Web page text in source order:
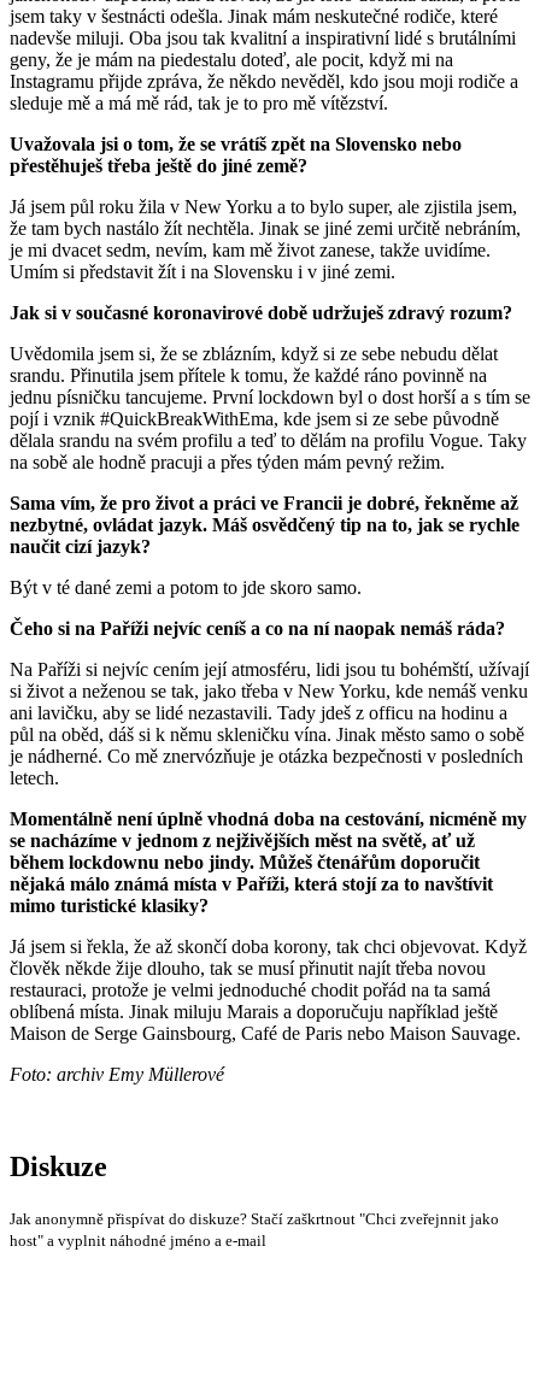
jsem taky v šestnácti odešla. Jinak mám neskutečné rodiče, které
nadevše miluji. Oba jsou tak kvalitní a inspirativní lidé s brutálními
geny, že je mám na piedestalu doteď, ale pocit, když mi na
Instagramu přijde zpráva, že někdo nevěděl, kdo jsou moji rodiče a
sleduje mě a má mě rád, tak je to pro mě vítězství.
Uvažovala jsi o tom, že se vrátíš zpět na Slovensko nebo
přestěhuješ třeba ještě do jiné země?
Já jsem půl roku žila v New Yorku a to bylo super, ale zjistila jsem,
že tam bych nastálo žít nechtěla. Jinak se jiné zemi určitě nebráním,
je mi dvacet sedm, nevím, kam mě život zanese, takže uvidíme.
Umím si představit žít i na Slovensku i v jiné zemi.
Jak si v současné koronavirové době udržuješ zdravý rozum?
Uvědomila jsem si, že se zblázním, když si ze sebe nebudu dělat
srandu. Přinutila jsem přítele k tomu, že každé ráno povinně na
jednu písničku tancujeme. První lockdown byl o dost horší a s tím se
pojí i vznik #QuickBreakWithEma, kde jsem si ze sebe původně
dělala srandu na svém profilu a teď to dělám na profilu Vogue. Taky
na sobě ale hodně pracuji a přes týden mám pevný režim.
Sama vím, že pro život a práci ve Francii je dobré, řekněme až
nezbytné, ovládat jazyk. Máš osvědčený tip na to, jak se rychle
naučit cizí jazyk?
Být v té dané zemi a potom to jde skoro samo.
Čeho si na Paříži nejvíc ceníš a co na ní naopak nemáš ráda?
Na Paříži si nejvíc cením její atmosféru, lidi jsou tu bohémští, užívají
si život a neženou se tak, jako třeba v New Yorku, kde nemáš venku
ani lavičku, aby se lidé nezastavili. Tady jdeš z officu na hodinu a
půl na oběd, dáš si k němu skleničku vína. Jinak město samo o sobě
je nádherné. Co mě znervózňuje je otázka bezpečnosti v posledních
letech.
Momentálně není úplně vhodná doba na cestování, nicméně my
se nacházíme v jednom z nejživějších měst na světě, ať už
během lockdownu nebo jindy. Můžeš čtenářům doporučit
nějaká málo známá místa v Paříži, která stojí za to navštívit
mimo turistické klasiky?
Já jsem si řekla, že až skončí doba korony, tak chci objevovat. Když
člověk někde žije dlouho, tak se musí přinutit najít třeba novou
restauraci, protože je velmi jednoduché chodit pořád na ta samá
oblíbená místa. Jinak miluju Marais a doporučuju například ještě
Maison de Serge Gainsbourg, Café de Paris nebo Maison Sauvage.
Foto: archiv Emy Müllerové
Diskuze
Jak anonymně přispívat do diskuze? Stačí zaškrtnout "Chci zveřejnnit jako
host" a vyplnit náhodné jméno a e-mail